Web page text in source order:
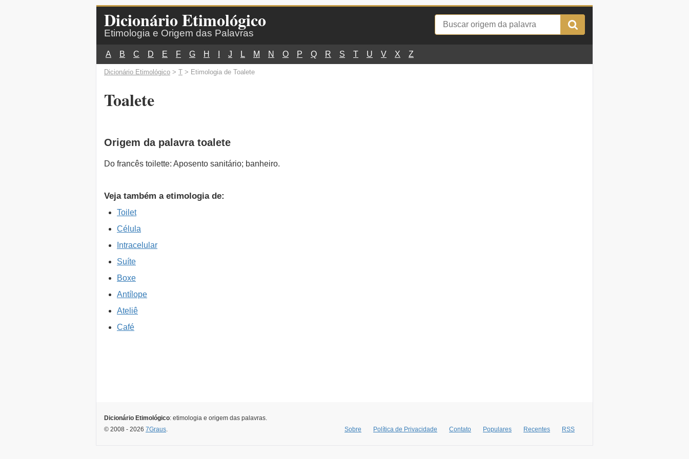
Dicionário Etimológico
Etimologia e Origem das Palavras
A B C D E F G H J L M N O P Q R S T U V X Z
Dicionário Etimológico > T > Etimologia de Toalete
Toalete
Origem da palavra toalete
Do francês toilette: Aposento sanitário; banheiro.
Veja também a etimologia de:
Toilet
Célula
Intracelular
Suíte
Boxe
Antílope
Ateliê
Café
Sobre Política de Privacidade Contato Populares Recentes RSS
Dicionário Etimológico: etimologia e origem das palavras.
© 2008 - 2026 7Graus.